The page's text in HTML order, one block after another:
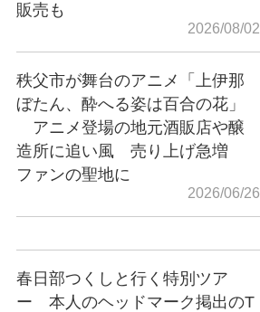
販売も
2026/08/02
秩父市が舞台のアニメ「上伊那
ぼたん、酔へる姿は百合の花」
アニメ登場の地元酒販店や醸
造所に追い風 売り上げ急増
ファンの聖地に
2026/06/26
春日部つくしと行く特別ツア
ー 本人のヘッドマーク掲出のT